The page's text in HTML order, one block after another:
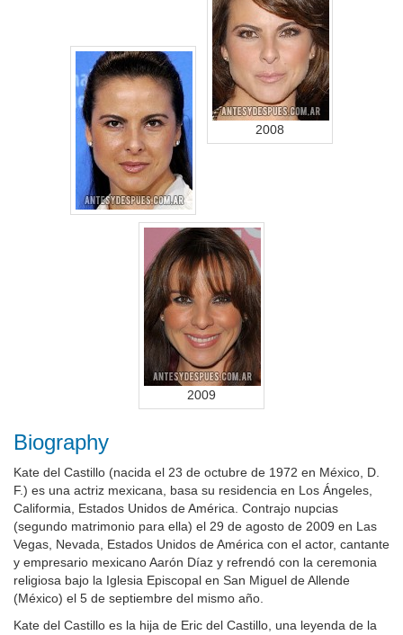
2008
2009
Biography
Kate del Castillo (nacida el 23 de octubre de 1972 en México, D.
F.) es una actriz mexicana, basa su residencia en Los Ángeles,
Califormia, Estados Unidos de América. Contrajo nupcias
(segundo matrimonio para ella) el 29 de agosto de 2009 en Las
Vegas, Nevada, Estados Unidos de América con el actor, cantante
y empresario mexicano Aarón Díaz y refrendó con la ceremonia
religiosa bajo la Iglesia Episcopal en San Miguel de Allende
(México) el 5 de septiembre del mismo año.
Kate del Castillo es la hija de Eric del Castillo, una leyenda de la